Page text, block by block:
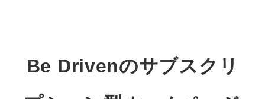
Be Drivenのサブスクリ